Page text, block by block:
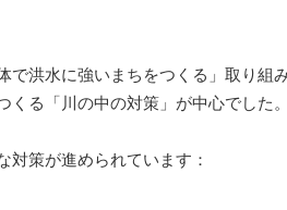
洪水に強いまちをつくる」取り組み
くる「川の中の対策」が中心でした
対策が進められています：